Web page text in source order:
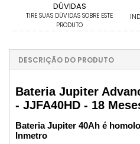
DÚVIDAS
TIRE SUAS DÚVIDAS SOBRE ESTE
PRODUTO
DESCRIÇÃO DO PRODUTO
Bateria Jupiter
- JJFA40HD - 18
Bateria Jupiter 40Ah é
Inmetro